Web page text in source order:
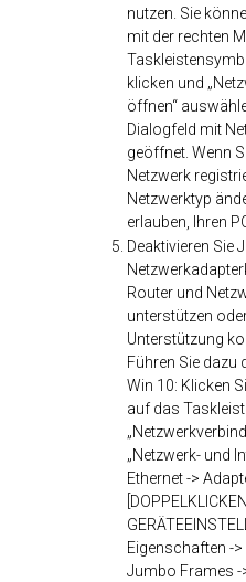
nutzen. Sie
mit der rechten
klicken und
öffnen“
Dialogfeld mit
geöffnet. Wenn
Netzwerk
Netzwerktyp
erlauben, Ihren
Deaktivieren Sie
Router und
unterstützen
Unterstützung
Führen Sie dazu
Win 10: Klicken
auf das
„Netzwerk- und
Ethernet ->
Eigenschaften -
Jumbo Frames -